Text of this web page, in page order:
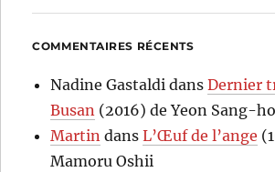
COMMENTAIRES RÉCENTS
Nadine Gastaldi dansDernier
Busan (2016) de Yeon Sang-ho
Martin dansL’Œuf de l’ange
Mamoru Oshii